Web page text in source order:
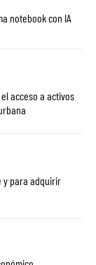
notebook con IA
y para adquirir